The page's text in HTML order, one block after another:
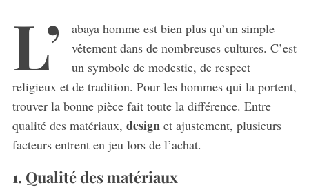
L’
abaya homme est bien plus qu’un simple
vêtement dans de nombreuses cultures. C’est
un symbole de modestie, de respect
religieux et de tradition. Pour les hommes qui la portent,
trouver la bonne pièce fait toute la différence. Entre
qualité des matériaux, designet ajustement, plusieurs
facteurs entrent en jeu lors de l’achat.
1. Qualité des matériaux